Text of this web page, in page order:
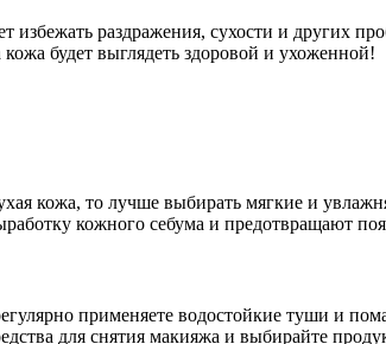
раздражения, сухости и других
будет выглядеть здоровой и ухоженной!
кожа, то лучше выбирать мягкие и
кожного себума и предотвращают
применяете водостойкие туши и
для снятия макияжа и выбирайте